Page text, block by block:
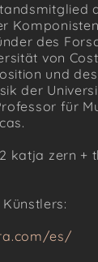
des
von
und
der
für
katja zern +
es/